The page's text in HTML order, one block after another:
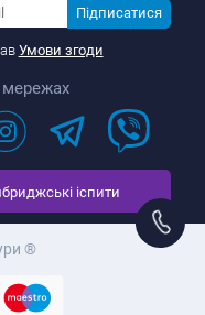
Підписатися
Умови згоди
іспити
®